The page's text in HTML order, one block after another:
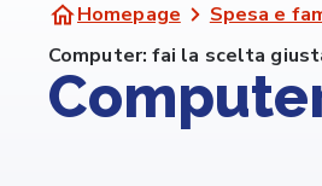
Homepage Spesa e
Computer: fai la scelta